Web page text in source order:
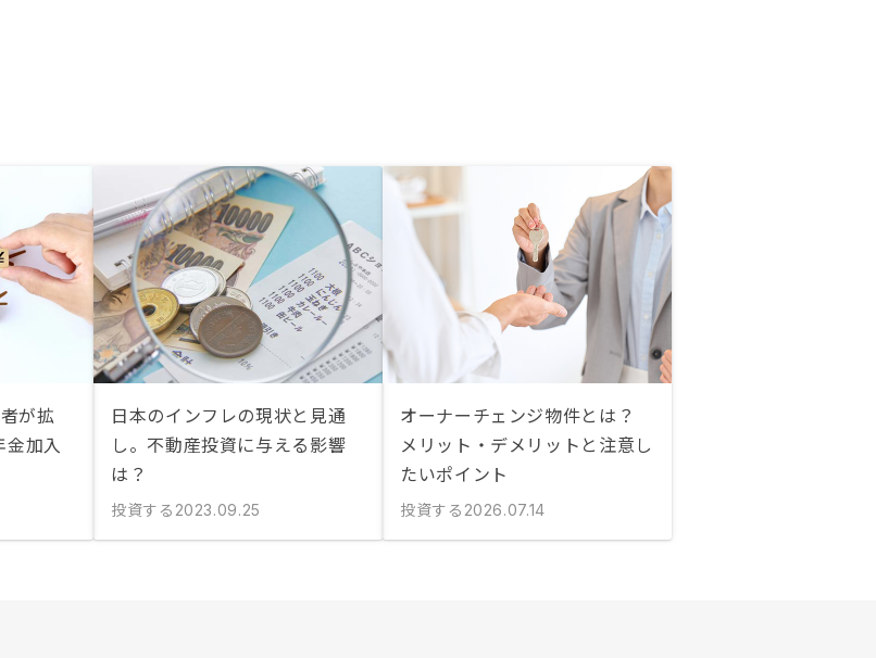
が拡
加入
日本のインフレの現状と見通
し。不動産投資に与える影響
は？
投資する 2023.09.25
オーナーチェンジ物件とは？
メリット・デメリットと注意し
たいポイント
投資する 2026.07.14